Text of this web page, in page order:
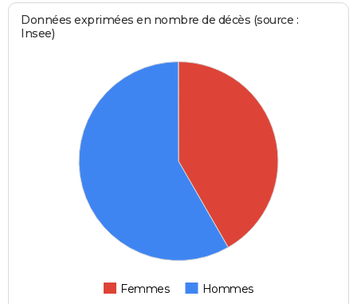
Données exprimées en nombre de décès (source :
Insee)
Femmes Hommes